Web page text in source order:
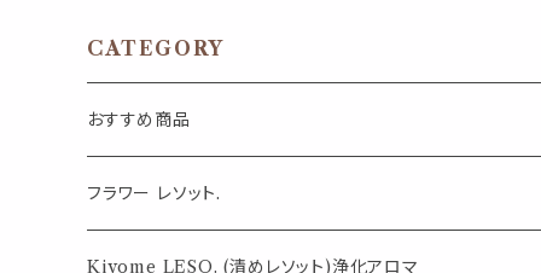
製 女性 ギフト プレゼント
CATEGORY
おすすめ商品
気になる虫対策に
薄荷の香りで体感温度-4℃ !? スースーシリーズ
フラワー レソット.
Kiyome LESO. (清めレソット)浄化アロマ